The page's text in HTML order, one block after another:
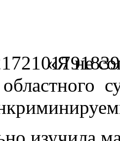
«Я не
областного